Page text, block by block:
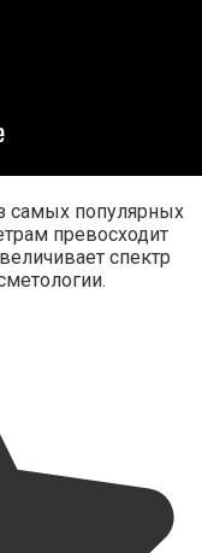
самых популярных
превосходит
спектр